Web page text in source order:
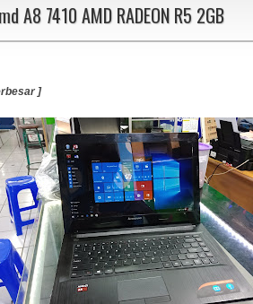
A8 7410 AMD RADEON R5 2GB
]